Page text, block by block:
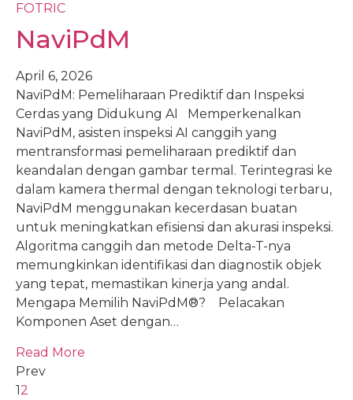
FOTRIC
NaviPdM
April 6, 2026
NaviPdM: Pemeliharaan Prediktif dan Inspeksi
Cerdas yang Didukung AI Memperkenalkan
NaviPdM, asisten inspeksi AI canggih yang
mentransformasi pemeliharaan prediktif dan
keandalan dengan gambar termal. Terintegrasi ke
dalam kamera thermal dengan teknologi terbaru,
NaviPdM menggunakan kecerdasan buatan
untuk meningkatkan efisiensi dan akurasi inspeksi.
Algoritma canggih dan metode Delta-T-nya
memungkinkan identifikasi dan diagnostik objek
yang tepat, memastikan kinerja yang andal.
Mengapa Memilih NaviPdM®? Pelacakan
Komponen Aset dengan…
Read More
Prev
12